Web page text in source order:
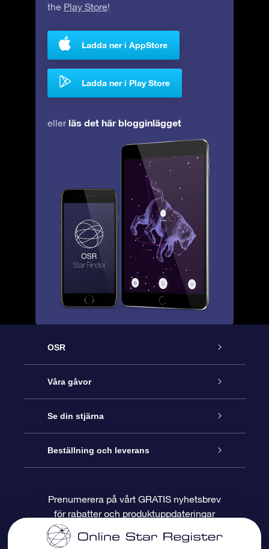
the Play Store!
Ladda ner i AppStore
Ladda ner i Play Store
eller läs det här blogginlägget
OSR
Kundtjänst
Kontakta oss
Blogg
Recensioner
Våra gåvor
Online-Stjärngåva
OSR Gåvopaket
OSR Presentkort
Se din stjärna
Stjärnregiste
Personlig Stjärnsida
Beställning och leverans
Betalningsinformation
Prenumerera på vårt GRATIS nyhetsbrev
för rabatter och produktuppdateringar